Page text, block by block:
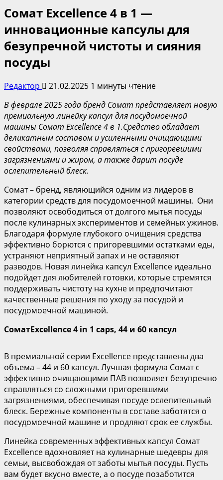
Сомат Excellence 4 в 1 —
инновационные капсулы для
безупречной чистоты и сияния
посуды
Редактор 21.02.2025 1 минуты чтение
В феврале 2025 года бренд Сомат представляет новую
премиальную линейку капсул для посудомоечной
машины Сомат Excellence 4 в 1.Средство обладает
деликатным составом и усиленными очищающими
свойствами, позволяя справляться с пригоревшими
загрязнениями и жиром, а также дарит посуде
ослепительный блеск.
Сомат – бренд, являющийся одним из лидеров в
категории средств для посудомоечной машины. Они
позволяют освободиться от долгого мытья посуды
после кулинарных экспериментов и семейных ужинов.
Благодаря формуле глубокого очищения средства
эффективно борются с пригоревшими остатками еды,
устраняют неприятный запах и не оставляют
разводов. Новая линейка капсул Excellence идеально
подойдет для любителей готовки, которые стремятся
поддерживать чистоту на кухне и предпочитают
качественные решения по уходу за посудой и
посудомоечной машиной.
СоматExcellence4 in 1 caps, 44 и 60 капсул
В премиальной серии Excellence представлены два
объема – 44 и 60 капсул. Лучшая формула Сомат с
эффективно очищающими ПАВ позволяет безупречно
справляться со сложными пригоревшими
загрязнениями, обеспечивая посуде ослепительный
блеск. Бережные компоненты в составе заботятся о
посудомоечной машине и продляют срок ее службы.
Линейка современных эффективных капсул Сомат
Excellence вдохновляет на кулинарные шедевры для
семьи, высвобождая от заботы мытья посуды. Пусть
вам будет вкусно вместе, а о посуде позаботится